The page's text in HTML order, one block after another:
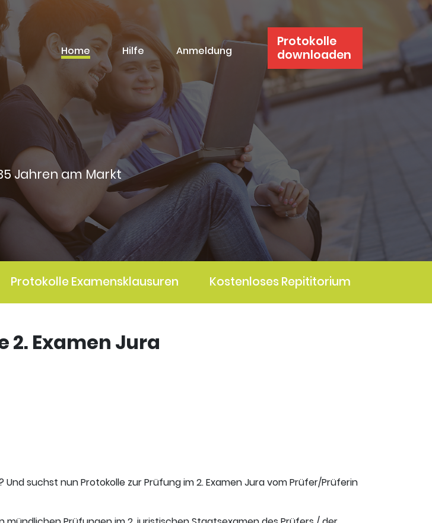
Home Hilfe Anmeldung
Protokolle
downloaden
Jahren am Markt
Protokolle Examensklausuren Kostenloses Repititorium
Examen Jura
suchst nun Protokolle zur Prüfung im 2. Examen Jura vom Prüfer/Prüferin